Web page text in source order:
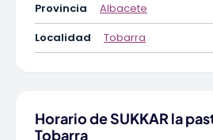
Provincia
Albacete
Localidad
Tobarra
Horario de SUKKAR la
Tobarra